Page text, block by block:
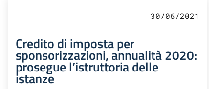
30/06/2021
Credito di imposta per
sponsorizzazioni, annualità 2020:
prosegue l’istruttoria delle
istanze